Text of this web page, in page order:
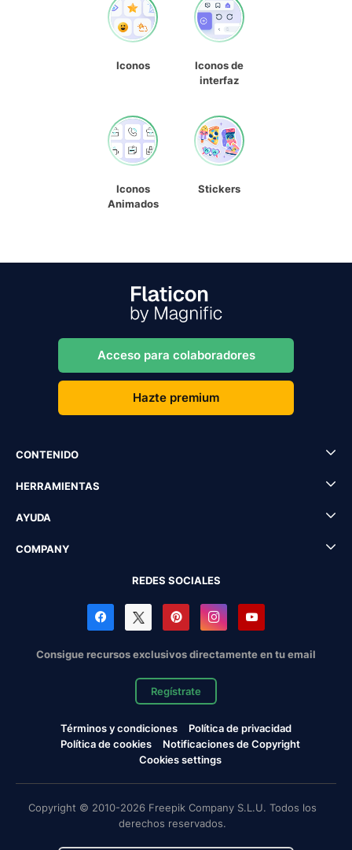
Iconos
Iconos de
interfaz
Iconos
Animados
Stickers
Acceso para colaboradores
Hazte premium
CONTENIDO
HERRAMIENTAS
AYUDA
COMPANY
REDES SOCIALES
Consigue recursos exclusivos directamente en tu email
Regístrate
Términos y condiciones
Política de privacidad
Política de cookies
Notificaciones de Copyright
Cookies settings
Copyright © 2010-2026 Freepik Company S.L.U. Todos los
derechos reservados.